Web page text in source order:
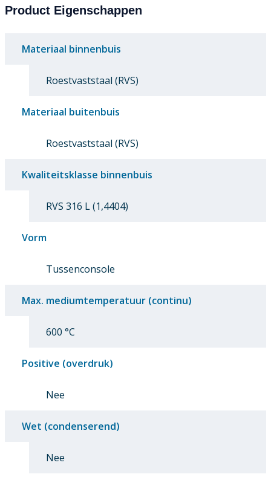
Product Eigenschappen
Materiaal binnenbuis
Roestvaststaal (RVS)
Materiaal buitenbuis
Roestvaststaal (RVS)
Kwaliteitsklasse binnenbuis
RVS 316 L (1,4404)
Vorm
Tussenconsole
Max. mediumtemperatuur (continu)
600 °C
Positive (overdruk)
Nee
Wet (condenserend)
Nee